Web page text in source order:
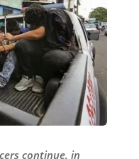
continue, in